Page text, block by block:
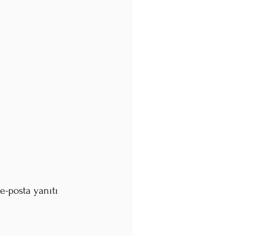
posta yanıtı